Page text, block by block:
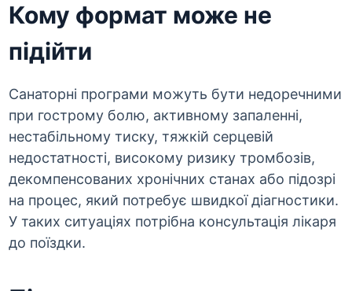
Кому формат може не
підійти
Санаторні програми можуть бути недоречними
при гострому болю, активному запаленні,
нестабільному тиску, тяжкій серцевій
недостатності, високому ризику тромбозів,
декомпенсованих хронічних станах або підозрі
на процес, який потребує швидкої діагностики.
У таких ситуаціях потрібна консультація лікаря
до поїздки.